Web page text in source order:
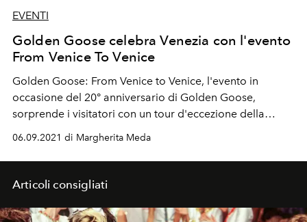
EVENTI
Golden Goose celebra Venezia con l'evento
From Venice To Venice
Golden Goose: From Venice to Venice, l'evento in
occasione del 20° anniversario di Golden Goose,
sorprende i visitatori con un tour d'eccezione della
olimpico statunitense.
06.09.2021 di Margherita Meda
Articoli consigliati